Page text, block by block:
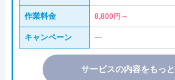
作業料金 8,800円～
キャンペーン ―
サービスの内容をもっ